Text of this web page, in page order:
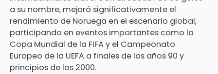
a su nombre, mejoró significativamente el
rendimiento de Noruega en el escenario global,
participando en eventos importantes como la
Copa Mundial de la FIFA y el Campeonato
Europeo de la UEFA a finales de los años 90 y
principios de los 2000.